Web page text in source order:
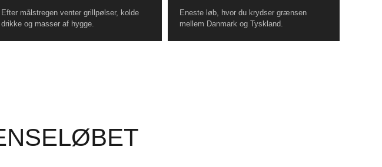
Efter målstregen venter grillpølser, kolde
drikke og masser af hygge.
Eneste løb, hvor du krydser grænsen
mellem Danmark og Tyskland.